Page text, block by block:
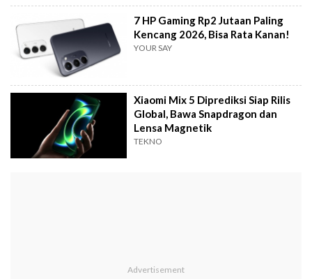
7 HP Gaming Rp2 Jutaan Paling
Kencang 2026, Bisa Rata Kanan!
YOUR SAY
Xiaomi Mix 5 Diprediksi Siap Rilis
Global, Bawa Snapdragon dan
Lensa Magnetik
TEKNO